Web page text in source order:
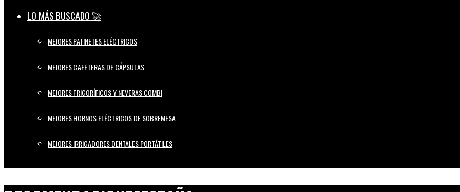
LO MÁS BUSCADO 🚀
MEJORES PATINETES ELÉCTRICOS
MEJORES CAFETERAS DE CÁPSULAS
MEJORES FRIGORÍFICOS Y NEVERAS COMBI
MEJORES HORNOS ELÉCTRICOS DE SOBREMESA
MEJORES IRRIGADORES DENTALES PORTÁTILES